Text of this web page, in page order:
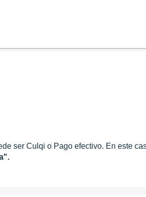
ser Culqi o Pago efectivo. En este